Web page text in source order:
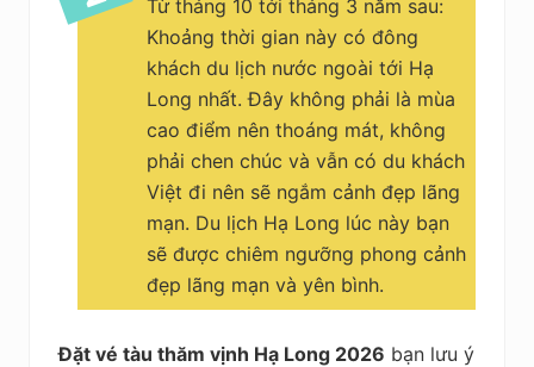
Từ tháng 10 tới tháng 3 năm sau:
Khoảng thời gian này có đông
khách du lịch nước ngoài tới Hạ
Long nhất. Đây không phải là mùa
cao điểm nên thoáng mát, không
phải chen chúc và vẫn có du khách
Việt đi nên sẽ ngắm cảnh đẹp lãng
mạn. Du lịch Hạ Long lúc này bạn
sẽ được chiêm ngưỡng phong cảnh
đẹp lãng mạn và yên bình.
Đặt vé tàu thăm vịnh Hạ Long 2026 bạn lưu ý